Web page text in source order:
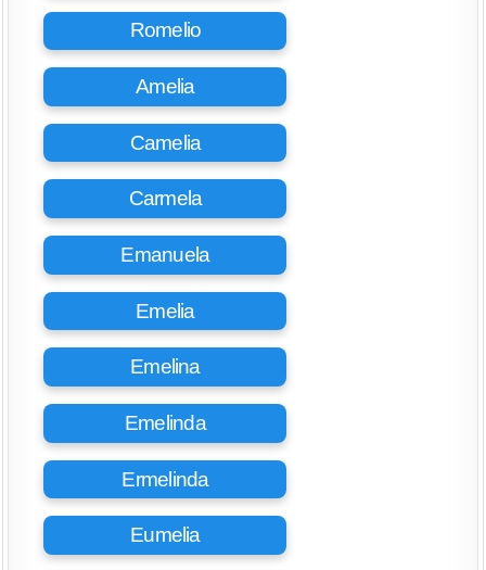
Romelio
Amelia
Camelia
Carmela
Emanuela
Emelia
Emelina
Emelinda
Ermelinda
Eumelia